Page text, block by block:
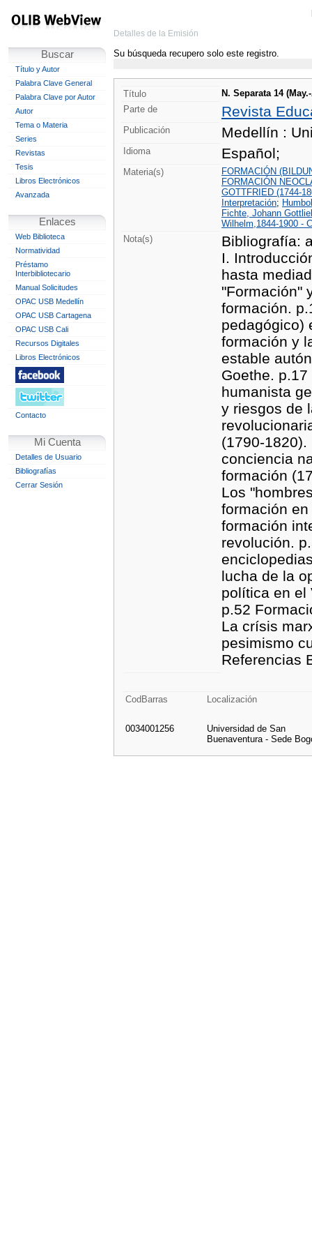
Buscar
Título y Autor
Palabra Clave General
Palabra Clave por Autor
Autor
Tema o Materia
Series
Revistas
Tesis
Libros Electrónicos
Avanzada
Enlaces
Web Biblioteca
Normatividad
Préstamo
Interbibliotecario
Manual Solicitudes
OPAC USB Medellín
OPAC USB Cartagena
OPAC USB Cali
Recursos Digitales
Libros Electrónicos
Contacto
Mi Cuenta
Detalles de Usuario
Bibliografías
Cerrar Sesión
Detalles de la Emisión
Su búsqueda recupero solo este registro.
Título
N. Separata 14
Parte de
Revista
Publicación Medellín :
Idioma Español;
Materia(s)
FORMACIÓN
FORMACIÓN
GOTTFRIED (1744-
Interpretación;
Fichte, Johann
Wilhelm,1844-1900 -
Nota(s)
Bibliografía:
I.
hasta
"Formación"
formación.
pedagógico)
formación y
estable
Goethe.
humanista
y riesgos de
(1790-
conciencia
formación
Los
formación
formación
revolución.
lucha de la
política en el
p.52
La crísis
pesimismo
Referencias
CodBarras Localización
0034001256
Universidad de San
Buenaventura - Sede